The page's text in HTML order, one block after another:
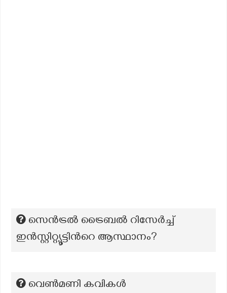
സെൻട്രൽ ട്രൈബൽ റിസേർച്ച്
ഇൻസ്റ്റിറ്റ്യൂട്ടിന്‍റെ ആസ്ഥാനം?
വെൺമണി കവികൾ